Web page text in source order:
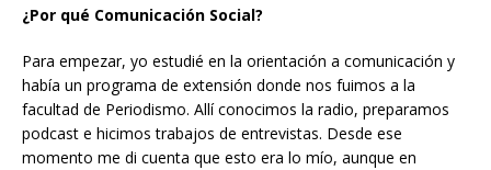
¿Por qué Comunicación Social?
Para empezar, yo estudié en la orientación a comunicación y
había un programa de extensión donde nos fuimos a la
facultad de Periodismo. Allí conocimos la radio, preparamos
podcast e hicimos trabajos de entrevistas. Desde ese
momento me di cuenta que esto era lo mío, aunque en